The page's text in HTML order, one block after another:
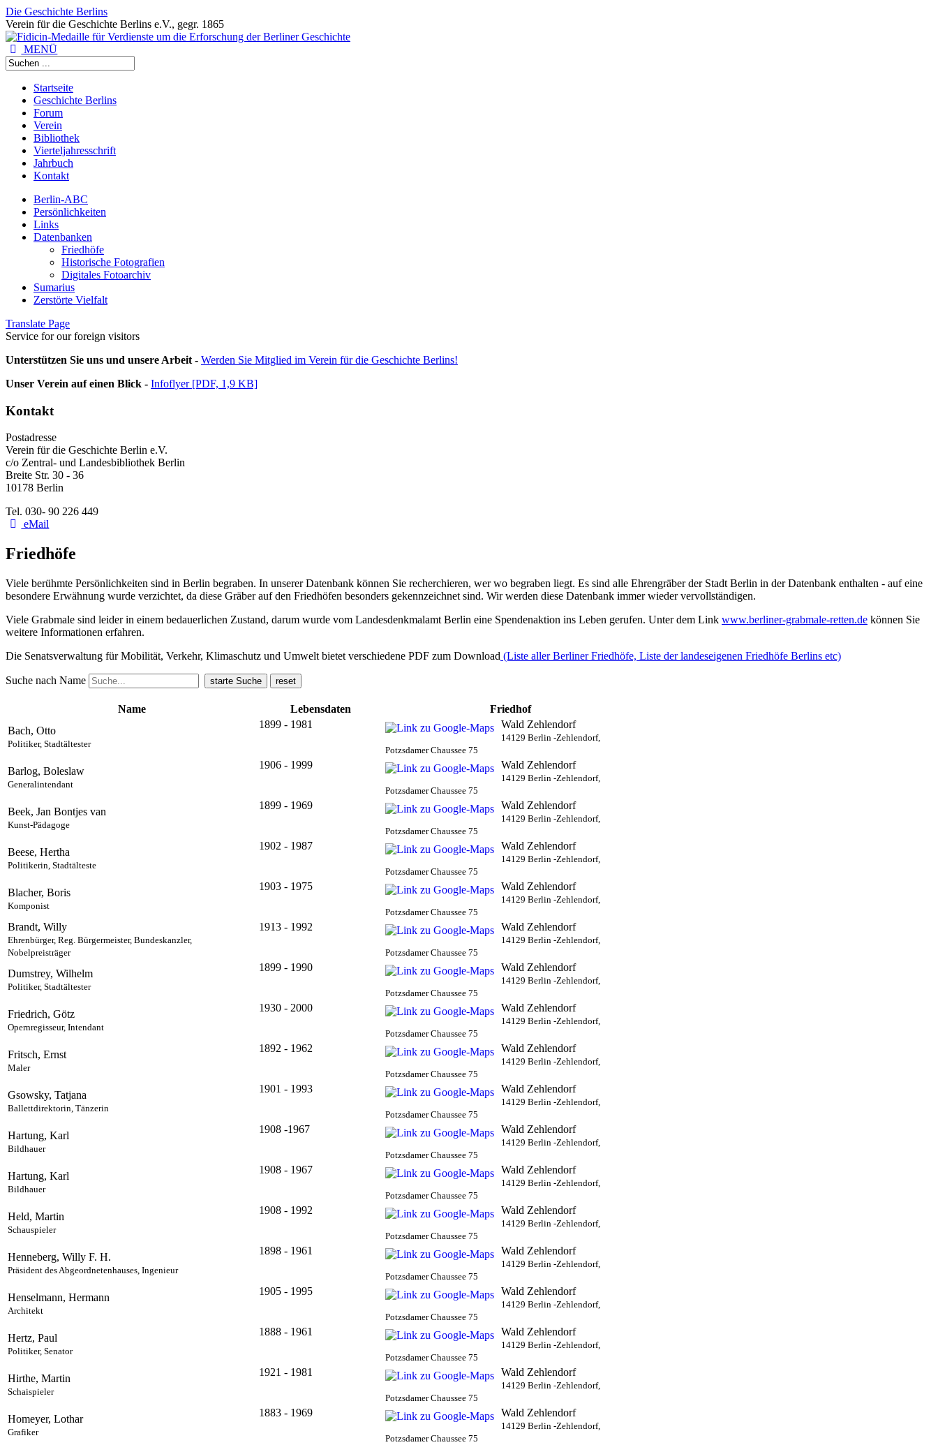
Die Geschichte Berlins
Verein für die Geschichte Berlins e.V., gegr. 1865
MENÜ
Startseite
Geschichte Berlins
Forum
Verein
Bibliothek
Vierteljahresschrift
Jahrbuch
Kontakt
Berlin-ABC
Persönlichkeiten
Links
Datenbanken
Friedhöfe
Historische Fotografien
Digitales Fotoarchiv
Sumarius
Zerstörte Vielfalt
Translate Page
Service for our foreign visitors
Unterstützen Sie uns und unsere Arbeit - Werden Sie Mitglied im Verein für die Geschichte Berlins!
Unser Verein auf einen Blick - Infoflyer [PDF, 1,9 KB]
Kontakt
Postadresse
Verein für die Geschichte Berlin e.V.
c/o Zentral- und Landesbibliothek Berlin
Breite Str. 30 - 36
10178 Berlin
Tel. 030- 90 226 449
eMail
Friedhöfe
Viele berühmte Persönlichkeiten sind in Berlin begraben. In unserer Datenbank können Sie recherchieren, wer wo begraben liegt. Es sind alle Ehrengräber der Stadt Berlin in der Datenbank enthalten - auf eine
besondere Erwähnung wurde verzichtet, da diese Gräber auf den Friedhöfen besonders gekennzeichnet sind. Wir werden diese Datenbank immer wieder vervollständigen.
Viele Grabmale sind leider in einem bedauerlichen Zustand, darum wurde vom Landesdenkmalamt Berlin eine Spendenaktion ins Leben gerufen. Unter dem Link www.berliner-grabmale-retten.de können Sie
weitere Informationen erfahren.
Die Senatsverwaltung für Mobilität, Verkehr, Klimaschutz und Umwelt bietet verschiedene PDF zum Download (Liste aller Berliner Friedhöfe, Liste der landeseigenen Friedhöfe Berlins etc)
Suche nach Name
Name Lebensdaten
Friedhof
Bach, Otto
Politiker, Stadtältester
1899 - 1981 Wald Zehlendorf
14129 Berlin -Zehlendorf,
Potzsdamer Chaussee 75
Barlog, Boleslaw
Generalintendant
1906 - 1999 Wald Zehlendorf
14129 Berlin -Zehlendorf,
Potzsdamer Chaussee 75
Beek, Jan Bontjes van
Kunst-Pädagoge
1899 - 1969 Wald Zehlendorf
14129 Berlin -Zehlendorf,
Potzsdamer Chaussee 75
Beese, Hertha
Politikerin, Stadtälteste
1902 - 1987 Wald Zehlendorf
14129 Berlin -Zehlendorf,
Potzsdamer Chaussee 75
Blacher, Boris
Komponist
1903 - 1975 Wald Zehlendorf
14129 Berlin -Zehlendorf,
Potzsdamer Chaussee 75
Brandt, Willy
Ehrenbürger, Reg. Bürgermeister, Bundeskanzler,
Nobelpreisträger
1913 - 1992 Wald Zehlendorf
14129 Berlin -Zehlendorf,
Potzsdamer Chaussee 75
Dumstrey, Wilhelm
Politiker, Stadtältester
1899 - 1990 Wald Zehlendorf
14129 Berlin -Zehlendorf,
Potzsdamer Chaussee 75
Friedrich, Götz
Opernregisseur, Intendant
1930 - 2000 Wald Zehlendorf
14129 Berlin -Zehlendorf,
Potzsdamer Chaussee 75
Fritsch, Ernst
Maler
1892 - 1962 Wald Zehlendorf
14129 Berlin -Zehlendorf,
Potzsdamer Chaussee 75
Gsowsky, Tatjana
Ballettdirektorin, Tänzerin
1901 - 1993 Wald Zehlendorf
14129 Berlin -Zehlendorf,
Potzsdamer Chaussee 75
Hartung, Karl
Bildhauer
1908 -1967 Wald Zehlendorf
14129 Berlin -Zehlendorf,
Potzsdamer Chaussee 75
Hartung, Karl
Bildhauer
1908 - 1967 Wald Zehlendorf
14129 Berlin -Zehlendorf,
Potzsdamer Chaussee 75
Held, Martin
Schauspieler
1908 - 1992 Wald Zehlendorf
14129 Berlin -Zehlendorf,
Potzsdamer Chaussee 75
Henneberg, Willy F. H.
Präsident des Abgeordnetenhauses, Ingenieur
1898 - 1961 Wald Zehlendorf
14129 Berlin -Zehlendorf,
Potzsdamer Chaussee 75
Henselmann, Hermann
Architekt
1905 - 1995 Wald Zehlendorf
14129 Berlin -Zehlendorf,
Potzsdamer Chaussee 75
Hertz, Paul
Politiker, Senator
1888 - 1961 Wald Zehlendorf
14129 Berlin -Zehlendorf,
Potzsdamer Chaussee 75
Hirthe, Martin
Schaispieler
1921 - 1981 Wald Zehlendorf
14129 Berlin -Zehlendorf,
Potzsdamer Chaussee 75
Homeyer, Lothar
Grafiker
1883 - 1969 Wald Zehlendorf
14129 Berlin -Zehlendorf,
Potzsdamer Chaussee 75